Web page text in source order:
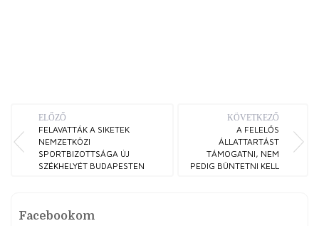
ELŐZŐ
FELAVATTÁK A SIKETEK
NEMZETKÖZI
SPORTBIZOTTSÁGA ÚJ
SZÉKHELYÉT BUDAPESTEN
KÖVETKEZŐ
A FELELŐS
ÁLLATTARTÁST
TÁMOGATNI, NEM
PEDIG BÜNTETNI KELL
Facebookom